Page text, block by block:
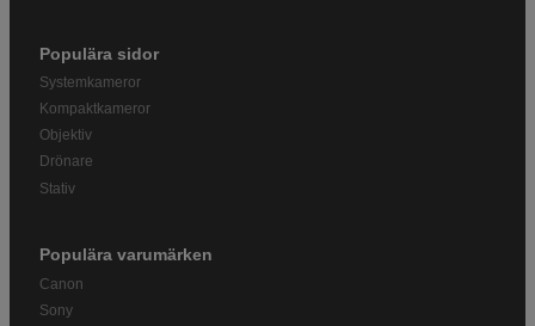
Populära sidor
Systemkameror
Kompaktkameror
Objektiv
Drönare
Stativ
Populära varumärken
Canon
Sony